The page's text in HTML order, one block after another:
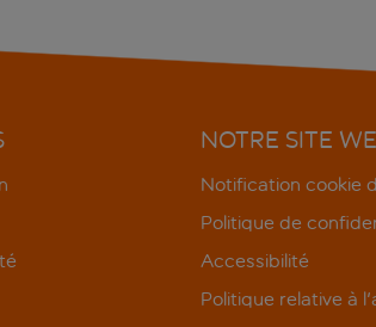
NOTRE SITE
Notification cookie
Politique de
Accessibilité
Politique relative à